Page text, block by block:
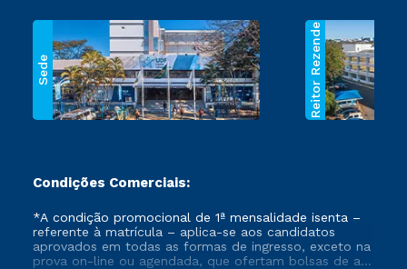
Sede Reitor Rezende
Condições Comerciais:
*A condição promocional de 1ª mensalidade isenta –
referente à matrícula – aplica-se aos candidatos
aprovados em todas as formas de ingresso, exceto na
prova on-line ou agendada, que ofertam bolsas de até